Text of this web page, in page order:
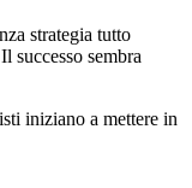
strategia tutto
successo sembra
iniziano a mettere in